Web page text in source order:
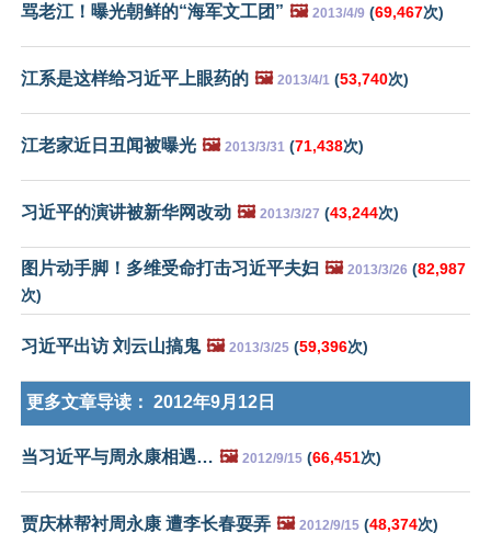
骂老江！曝光朝鲜的“海军文工团” 🖼️ 2013/4/9 (69,467次)
江系是这样给习近平上眼药的 🖼️ 2013/4/1 (53,740次)
江老家近日丑闻被曝光 🖼️ 2013/3/31 (71,438次)
习近平的演讲被新华网改动 🖼️ 2013/3/27 (43,244次)
图片动手脚！多维受命打击习近平夫妇 🖼️ 2013/3/26 (82,987
次)
习近平出访 刘云山搞鬼 🖼️ 2013/3/25 (59,396次)
更多文章导读： 2012年9月12日
当习近平与周永康相遇… 🖼️ 2012/9/15 (66,451次)
贾庆林帮衬周永康 遭李长春耍弄 🖼️ 2012/9/15 (48,374次)